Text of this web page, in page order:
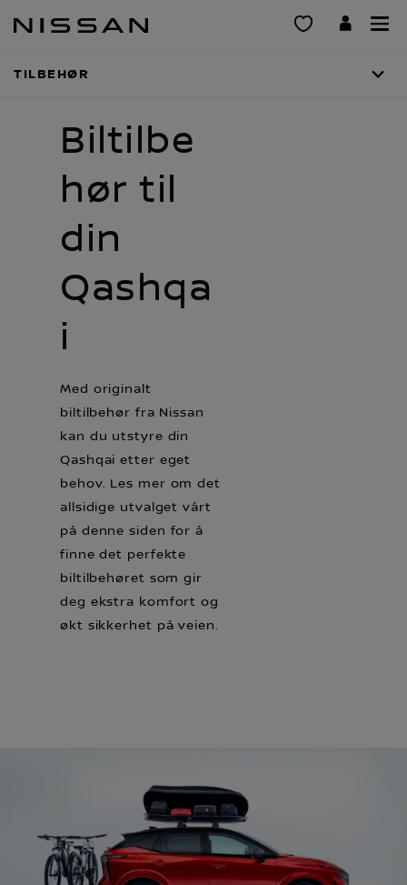
til
TILBEHØR
Biltilbe
hør til
din
Qashqa
i
Med originalt
biltilbehør fra Nissan
kan du utstyre din
Qashqai etter eget
behov. Les mer om det
allsidige utvalget vårt
på denne siden for å
finne det perfekte
biltilbehøret som gir
deg ekstra komfort og
økt sikkerhet på veien.